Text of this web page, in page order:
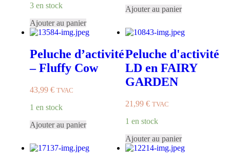
3 en stock
Ajouter au panier
Ajouter au panier
Peluche d’activité
– Fluffy Cow
43,99 € TVAC
1 en stock
Ajouter au panier
Peluche d'activité
LD en FAIRY
GARDEN
21,99 € TVAC
1 en stock
Ajouter au panier